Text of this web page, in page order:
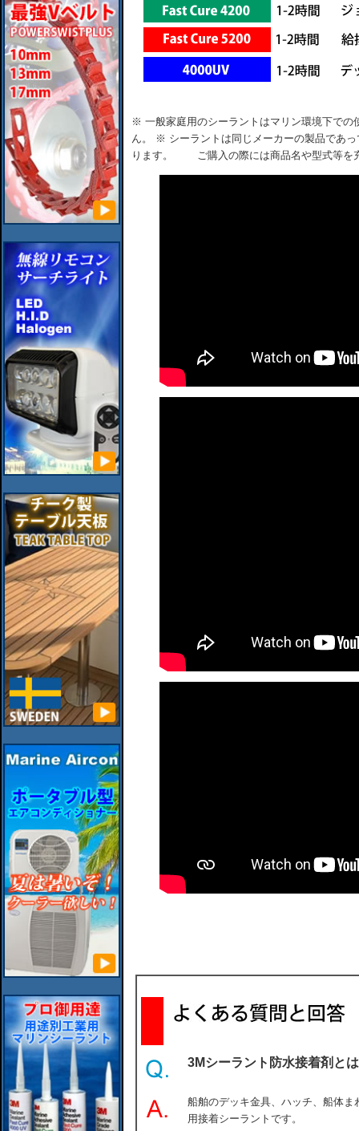
※ 一般家庭用のシーラントはマリン環境下での
ん。 ※ シーラントは同じメーカーの製品であ
ります。 ご購入の際には商品名や型式等を
3Mシーラント防水接着剤と
船舶のデッキ金具、ハッチ、船体
用接着シーラントです。